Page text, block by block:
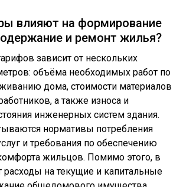
влияют на формирование
и ремонт жилья?
зависит от нескольких
объёма необходимых работ по
дома, стоимости материалов
а также износа и
инженерных систем здания.
нормативы потребления
и требования по обеспечению
жильцов. Помимо этого, в
на текущие и капитальные